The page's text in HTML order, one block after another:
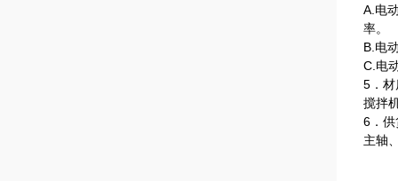
A.电
率。
B.电
C.电
5．材
搅拌
6．供
主轴